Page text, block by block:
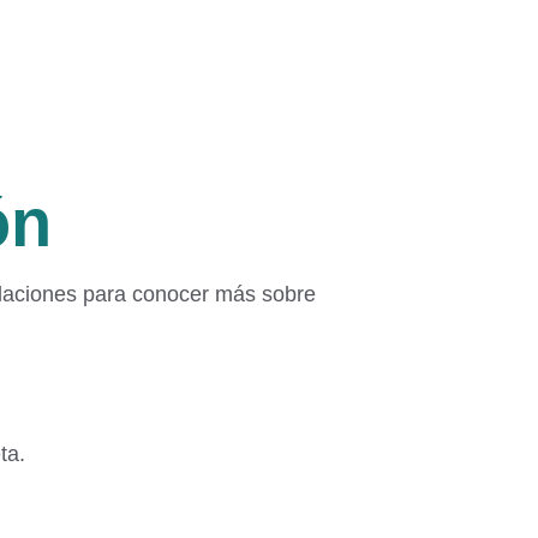
para conocer más sobre